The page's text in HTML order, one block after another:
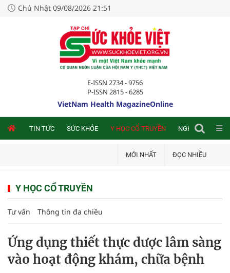
Chủ Nhật 09/08/2026 21:51
E-ISSN 2734 - 9756
P-ISSN 2815 - 6285
VietNam Health MagazineOnline
TIN TỨC SỨC KHỎE Y HỌC CỔ TRUYỀN NGHIÊN CỨU
MỚI NHẤT ĐỌC NHIỀU
Y HỌC CỔ TRUYỀN
Tư vấn Thông tin đa chiều
Ứng dụng thiết thực dược lâm sàng
vào hoạt động khám, chữa bệnh